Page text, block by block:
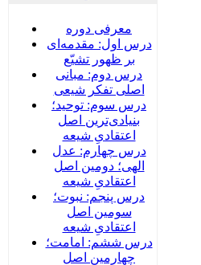
معرفی دوره
درس اول: مقدمه‌ای
بر ظهور تشیّع
درس دوم: مبانی
اصلی تفکر شیعی
درس سوم: توحید؛
بنیادی‌‌ترین اصل
اعتقادیِ شیعه
درس چهارم: عدل
الهی؛ دومین اصل
اعتقادیِ شیعه
درس پنجم: نبوت؛
سومین اصل
اعتقادیِ شیعه
درس ششم: امامت؛
چهارمین اصل